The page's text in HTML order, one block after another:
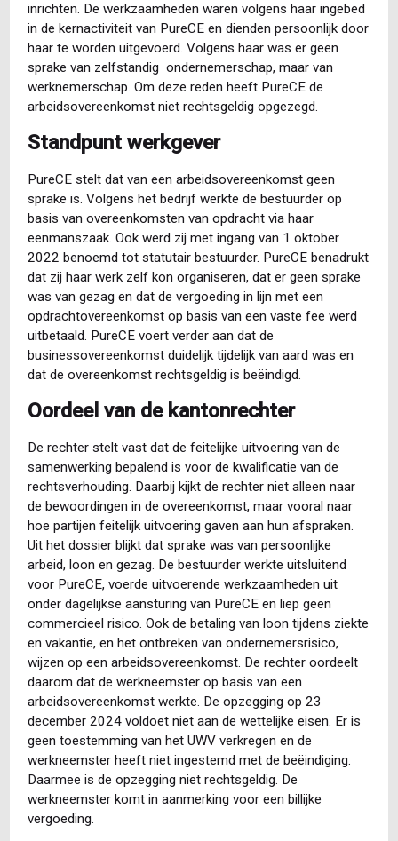
inrichten. De werkzaamheden waren volgens haar ingebed
in de kernactiviteit van PureCE en dienden persoonlijk door
haar te worden uitgevoerd. Volgens haar was er geen
sprake van zelfstandig ondernemerschap, maar van
werknemerschap. Om deze reden heeft PureCE de
arbeidsovereenkomst niet rechtsgeldig opgezegd.
Standpunt werkgever
PureCE stelt dat van een arbeidsovereenkomst geen
sprake is. Volgens het bedrijf werkte de bestuurder op
basis van overeenkomsten van opdracht via haar
eenmanszaak. Ook werd zij met ingang van 1 oktober
2022 benoemd tot statutair bestuurder. PureCE benadrukt
dat zij haar werk zelf kon organiseren, dat er geen sprake
was van gezag en dat de vergoeding in lijn met een
opdrachtovereenkomst op basis van een vaste fee werd
uitbetaald. PureCE voert verder aan dat de
businessovereenkomst duidelijk tijdelijk van aard was en
dat de overeenkomst rechtsgeldig is beëindigd.
Oordeel van de kantonrechter
De rechter stelt vast dat de feitelijke uitvoering van de
samenwerking bepalend is voor de kwalificatie van de
rechtsverhouding. Daarbij kijkt de rechter niet alleen naar
de bewoordingen in de overeenkomst, maar vooral naar
hoe partijen feitelijk uitvoering gaven aan hun afspraken.
Uit het dossier blijkt dat sprake was van persoonlijke
arbeid, loon en gezag. De bestuurder werkte uitsluitend
voor PureCE, voerde uitvoerende werkzaamheden uit
onder dagelijkse aansturing van PureCE en liep geen
commercieel risico. Ook de betaling van loon tijdens ziekte
en vakantie, en het ontbreken van ondernemersrisico,
wijzen op een arbeidsovereenkomst. De rechter oordeelt
daarom dat de werkneemster op basis van een
arbeidsovereenkomst werkte. De opzegging op 23
december 2024 voldoet niet aan de wettelijke eisen. Er is
geen toestemming van het UWV verkregen en de
werkneemster heeft niet ingestemd met de beëindiging.
Daarmee is de opzegging niet rechtsgeldig. De
werkneemster komt in aanmerking voor een billijke
vergoeding.